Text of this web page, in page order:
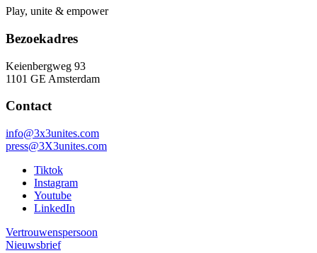
Play, unite & empower
Bezoekadres
Keienbergweg 93
1101 GE Amsterdam
Contact
info@3x3unites.com
press@3X3unites.com
Tiktok
Instagram
Youtube
LinkedIn
Vertrouwenspersoon
Nieuwsbrief